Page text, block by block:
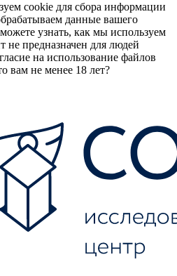
cookie для сбора информации
данные вашего
узнать, как мы используем
не предназначен для людей
на использование файлов
вам не менее 18 лет?